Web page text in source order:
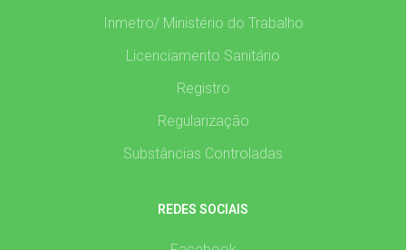
Inmetro/ Ministério do Trabalho
Licenciamento Sanitário
Registro
Regularização
Substâncias Controladas
REDES SOCIAIS